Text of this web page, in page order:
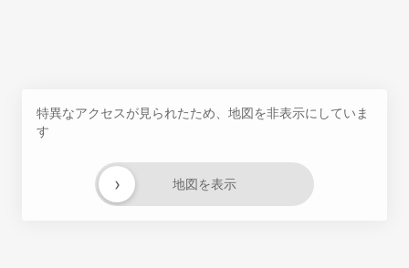
特異なアクセスが見られたため、地図を非表示にしていま
す
地図を表示
›